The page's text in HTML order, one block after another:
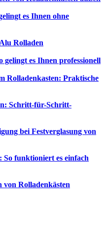
es Ihnen ohne
Rolladen
gelingt es Ihnen professionell
Rolladenkasten: Praktische
Schritt-für-Schritt-
bei Festverglasung von
So funktioniert es einfach
von Rolladenkästen